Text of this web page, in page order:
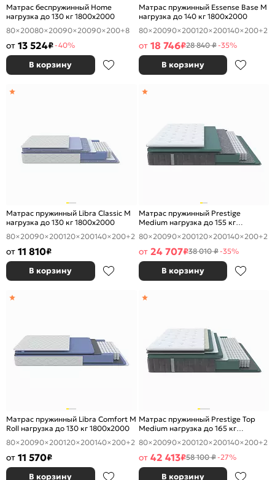
Матрас беспружинный Home
нагрузка до 130 кг 1800x2000
80×20080×20090×20090×200+8
от 13 524₽-40%
В корзину
Матрас пружинный Essense Base M
нагрузка до 140 кг 1800x2000
80×20090×200120×200140×200+2
от 18 746₽28 840 ₽-35%
В корзину
Матрас пружинный Libra Classic М
нагрузка до 130 кг 1800x2000
80×20090×200120×200140×200+2
от 11 810₽
В корзину
Матрас пружинный Prestige
Medium нагрузка до 155 кг
1800x2000
80×20090×200120×200140×200+2
от 24 707₽38 010 ₽-35%
В корзину
Матрас пружинный Libra Comfort M
Roll нагрузка до 130 кг 1800x2000
80×20090×200120×200140×200+2
от 11 570₽
В корзину
Матрас пружинный Prestige Top
Medium нагрузка до 165 кг
1800x2000
80×20090×200120×200140×200+2
от 42 413₽58 100 ₽-27%
В корзину